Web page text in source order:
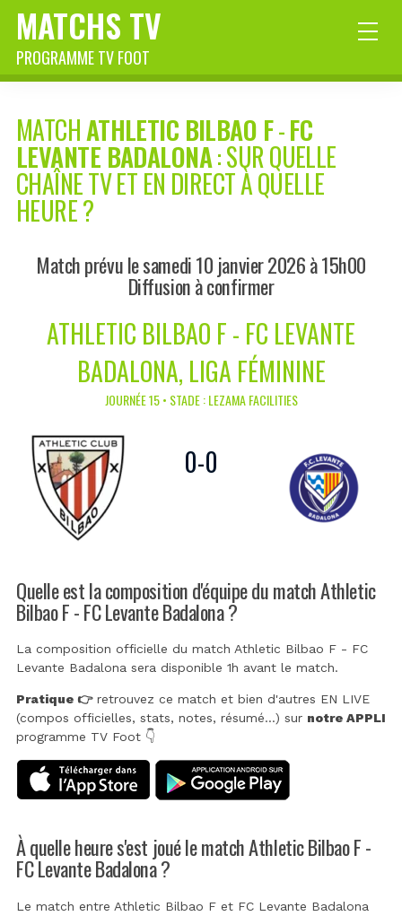
MATCHS TV
PROGRAMME TV FOOT
MATCHATHLETIC BILBAO F-FC
LEVANTE BADALONA: SUR QUELLE
CHAÎNE TV ET EN DIRECT À QUELLE
HEURE ?
Match prévu le samedi 10 janvier 2026 à 15h00
Diffusion à confirmer
ATHLETIC BILBAO F - FC LEVANTE
BADALONA, LIGA FÉMININE
JOURNÉE 15 • STADE : LEZAMA FACILITIES
0-0
Quelle est la composition d'équipe du match Athletic
Bilbao F - FC Levante Badalona ?
La composition officielle du match Athletic Bilbao F - FC
Levante Badalona sera disponible 1h avant le match.
Pratique 👉retrouvez ce match et bien d'autres EN LIVE
(compos officielles, stats, notes, résumé...) sur notre APPLI
programme TV Foot 👇
À quelle heure s'est joué le match Athletic Bilbao F -
FC Levante Badalona ?
Le match entre Athletic Bilbao F et FC Levante Badalona